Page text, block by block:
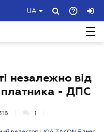
UA
незалежно від
платника - ДПС
1